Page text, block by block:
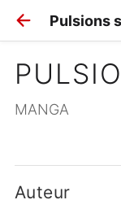
Pulsions
MANGA
Auteur